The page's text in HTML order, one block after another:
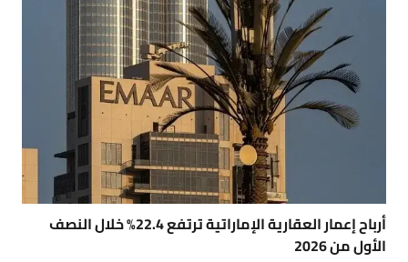
أرباح إعمار العقارية الإماراتية ترتفع 22.4% خلال النصف
الأول من 2026